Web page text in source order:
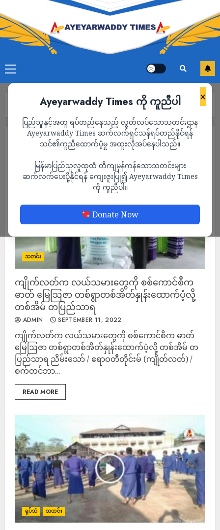
×
Ayeyarwaddy Times ကို ကူညီပါ
ပြည်သူနှင့်အတူ ရပ်တည်နေသည့် လွတ်လပ်သောသတင်းဌာန
Ayeyarwaddy Times ဆက်လက်ရှင်သန်ရပ်တည်နိုင်ရန်
သင်၏ကူညီထောက်ပံ့မှု အထူးလိုအပ်နေပါသည်။
မြန်မာပြည်သူလူထုထံ တိကျမှန်ကန်သောသတင်းများ
ဆက်လက်ပေးပို့နိုင်ရန် ကျေးဇူးပြု၍ Ayeyarwaddy Times
ကို ကူညီပါ။
Donate Now
သတင်း Page 1,574
သတင်း
သတင်း
ကျိုက်လတ်က လယ်သမားတွေကို စစ်ကောင်စီက
ဓာတ် မြေဩဇာ တစ်ရွာတစ်အိတ်နှုန်းထောက်ပံ့လို့
တစ်အိမ် တပြည်သာရ
ADMIN SEPTEMBER 11, 2022
ကျိုက်လတ်က လယ်သမားတွေကို စစ်ကောင်စီက ဓာတ်
မြေဩဇာ တစ်ရွာတစ်အိတ်နှုန်းထောက်ပံ့လို့ တစ်အိမ် တ
ပြည်သာရ ညိမ်းသော် / ဧရာဝတီတိုင်းမ် (ကျိုတ်လတ်) /
စက်တင်ဘာ...
READ MORE
ရုပ်သံ သတင်း